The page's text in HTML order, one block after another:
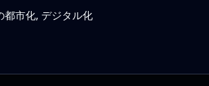
都市化, デジタル化